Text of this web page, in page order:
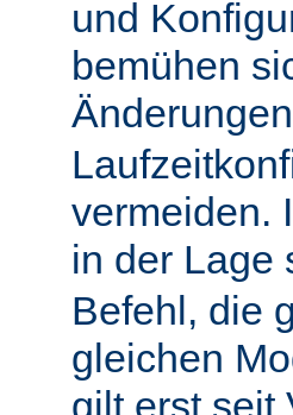
und
bemühen
vermeiden.
in der Lage
Befehl, die
gleichen
gilt erst seit